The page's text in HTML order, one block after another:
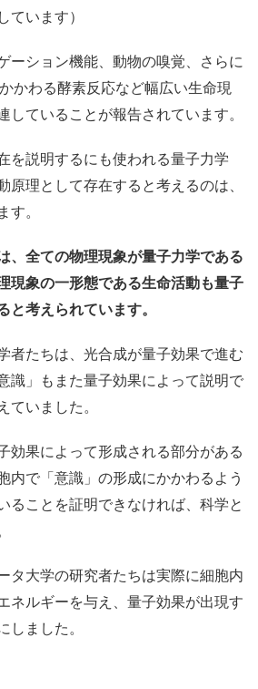
ています）
ーション機能、動物の嗅覚、さらに
かわる酵素反応など幅広い生命現
していることが報告されています。
を説明するにも使われる量子力学
原理として存在すると考えるのは、
。
、全ての物理現象が量子力学である
現象の一形態である生命活動も量子
と考えられています。
者たちは、光合成が量子効果で進む
識」もまた量子効果によって説明で
ていました。
効果によって形成される部分がある
内で「意識」の形成にかかわるよう
ることを証明できなければ、科学と
タ大学の研究者たちは実際に細胞内
ネルギーを与え、量子効果が出現す
しました。